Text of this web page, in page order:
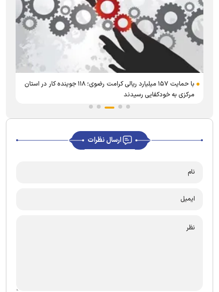
با حمایت ۱۵۷ میلیارد ریالی کرامت رضوی؛ ۱۱۸ جوینده کار در استان
مرکزی به خودکفایی رسیدند
ارسال نظرات